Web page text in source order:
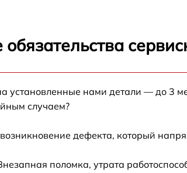
установленные нами детали — до 3
случаем?
дефекта, который
поломка, утрата